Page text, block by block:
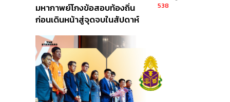
มหากาพย์โกงข้อสอบท้องถิ่น
ก่อนเดินหน้าสู่จุดจบในสัปดาห์
538